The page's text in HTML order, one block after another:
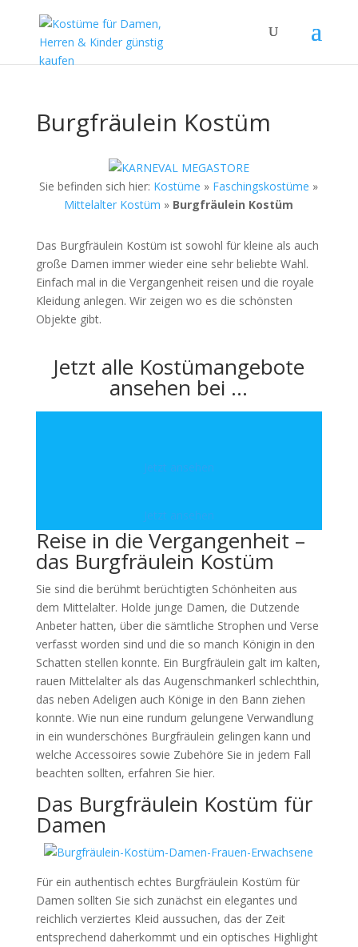
Burgfräulein Kostüm
Sie befinden sich hier: Kostüme » Faschingskostüme »
Mittelalter Kostüm » Burgfräulein Kostüm
Das Burgfräulein Kostüm ist sowohl für kleine als auch
große Damen immer wieder eine sehr beliebte Wahl.
Einfach mal in die Vergangenheit reisen und die royale
Kleidung anlegen. Wir zeigen wo es die schönsten
Objekte gibt.
Jetzt alle Kostümangebote
ansehen bei …
Jetzt ansehen
Jetzt ansehen
Reise in die Vergangenheit –
das Burgfräulein Kostüm
Sie sind die berühmt berüchtigten Schönheiten aus
dem Mittelalter. Holde junge Damen, die Dutzende
Anbeter hatten, über die sämtliche Strophen und Verse
verfasst worden sind und die so manch Königin in den
Schatten stellen konnte. Ein Burgfräulein galt im kalten,
rauen Mittelalter als das Augenschmankerl schlechthin,
das neben Adeligen auch Könige in den Bann ziehen
konnte. Wie nun eine rundum gelungene Verwandlung
in ein wunderschönes Burgfräulein gelingen kann und
welche Accessoires sowie Zubehöre Sie in jedem Fall
beachten sollten, erfahren Sie hier.
Das Burgfräulein Kostüm für
Damen
Für ein authentisch echtes Burgfräulein Kostüm für
Damen sollten Sie sich zunächst ein elegantes und
reichlich verziertes Kleid aussuchen, das der Zeit
entsprechend daherkommt und ein optisches Highlight